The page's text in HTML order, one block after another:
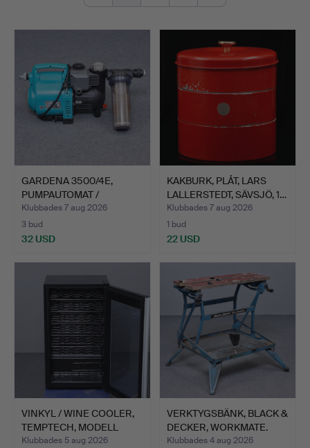
GARDENA 3500/4E,
PUMPAUTOMAT /
VATTENPUMP,…
Klubbades 7 aug 2026
3 bud
32 USD
KAKBURK, PLÅT, LARS
LALLERSTEDT, SÄVSJÖ, 1…
Klubbades 7 aug 2026
1 bud
22 USD
VINKYL / WINE COOLER,
TEMPTECH, MODELL
MW9…
Klubbades 5 aug 2026
VERKTYGSBÄNK, BLACK &
DECKER, WORKMATE.
Klubbades 4 aug 2026